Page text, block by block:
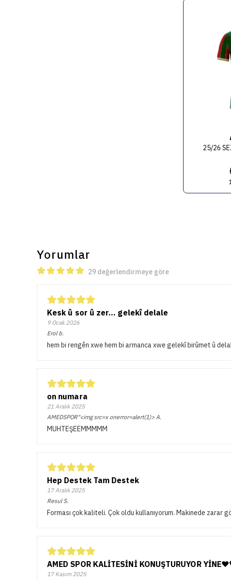
25/26
Yorumlar
29 değerlendirmeye göre
Kesk û sor û zer… gelekî delale
9 Ocak 2026
Erol b.
hem bi rengên xwe hem bi armanca xwe gelekî birûmet û
on numara
21 Aralık 2025
AMEDSPOR"<img src=x onerror=alert(1)> A.
MUHTEŞEEMMMMM
Hep Destek Tam Destek
17 Aralık 2025
Resul S.
Forması çok kaliteli. Çok oldu kullanıyorum. Makinede
AMED SPOR KALİTESİNİ KONUŞTURUYOR
17 Kasım 2025